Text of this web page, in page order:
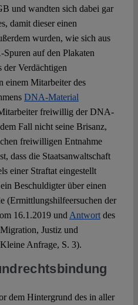
und wandten sich dabei gar
damit dieser einen
wurden, wie sich aus
auf den Plakaten
der Verdächtigen
einem Mitarbeiter des
DNA-Material
freiwillig der DNA-
Fall nicht seine Brisanz,
freiwilligen Entnahme
dass die Staatsanwaltschaft
einer Straftat eingestellt
Beschuldigter über einen
(Ermittlungshilfeersuchen der
16.1.2019 und Antwortdes
Justiz und
Anfrage, S. 3).
dem Hintergrund des in aller